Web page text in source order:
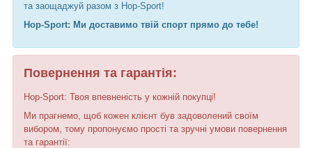
та заощаджуй разом з Hop-Sport!
Hop-Sport: Ми доставимо твій спорт прямо до тебе!
Повернення та гарантія:
Hop-Sport: Твоя впевненість у кожній покупці!
Ми прагнемо, щоб кожен клієнт був задоволений своїм
вибором, тому пропонуємо прості та зручні умови повернення
та гарантії: